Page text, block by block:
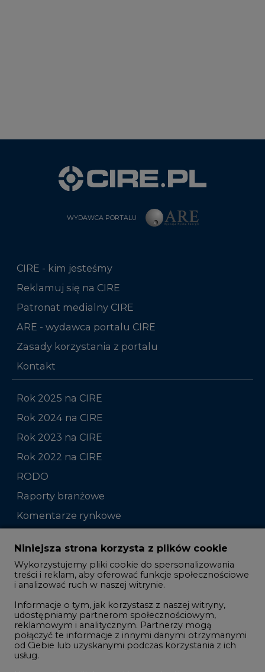
WYDAWCA PORTALU
CIRE - kim jesteśmy
Rok 2025 na CIRE
Rok 2024 na CIRE
Zmiany kadrowe na rynku
Studio CIRE
Gospodarka
Geopolityka
Innowacje i AI
Telekomunikacja i IT
Niniejsza strona korzysta z plików cookie
Wykorzystujemy pliki cookie do spersonalizowania
treści i reklam, aby oferować funkcje społecznościowe
Informacje o tym, jak korzystasz z naszej witryny,
udostępniamy partnerom społecznościowym,
reklamowym i analitycznym. Partnerzy mogą
połączyć te informacje z innymi danymi otrzymanymi
usług.
Korzystanie z plików cookie innych niż systemowe
wymaga zgody. Zgoda jest dobrowolna i w każdym
momencie możesz ją wycofać poprzez zmianę
preferencji plików cookie. Zgodę możesz wyrazić,